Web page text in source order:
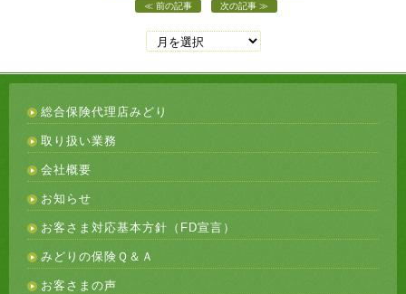
前の記事 次の記事
総合保険代理店みどり
取り扱い業務
会社概要
お知らせ
お客さま対応基本方針（FD宣言）
みどりの保険Ｑ＆Ａ
お客さまの声